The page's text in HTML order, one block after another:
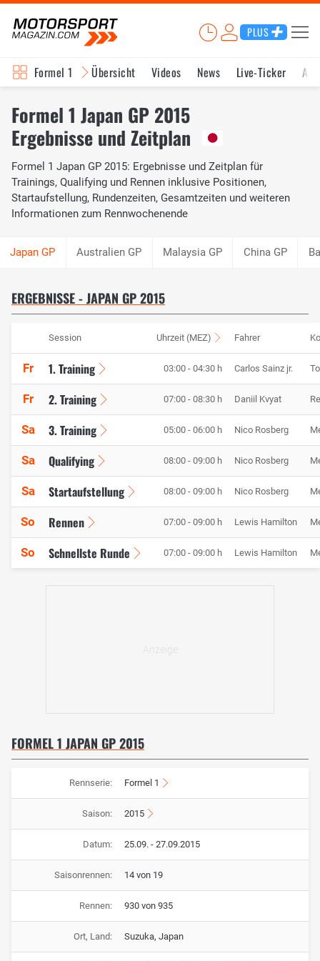
PLUS
Formel 1 Übersicht Videos News Live-Ticker
Formel 1 Japan GP 2015
Ergebnisse und Zeitplan
Formel 1 Japan GP 2015: Ergebnisse und Zeitplan für
Trainings, Qualifying und Rennen inklusive Positionen,
Startaufstellung, Rundenzeiten, Gesamtzeiten und weiteren
Informationen zum Rennwochenende
Australien GP Malaysia GP China GP
ERGEBNISSE - JAPAN GP 2015
Session Uhrzeit (MEZ) Fahrer
Fr 1. Training 03:00 - 04:30 h Carlos Sainz jr.
Fr 2. Training 07:00 - 08:30 h Daniil Kvyat
Sa 3. Training 05:00 - 06:00 h Nico Rosberg
Sa Qualifying 08:00 - 09:00 h Nico Rosberg
Sa Startaufstellung 08:00 - 09:00 h Nico Rosberg
So Rennen 07:00 - 09:00 h Lewis Hamilton
So Schnellste Runde 07:00 - 09:00 h Lewis Hamilton
FORMEL 1 JAPAN GP 2015
Rennserie: Formel 1
Saison: 2015
Datum: 25.09. - 27.09.2015
Saisonrennen: 14 von 19
Rennen: 930 von 935
Ort, Land: Suzuka, Japan